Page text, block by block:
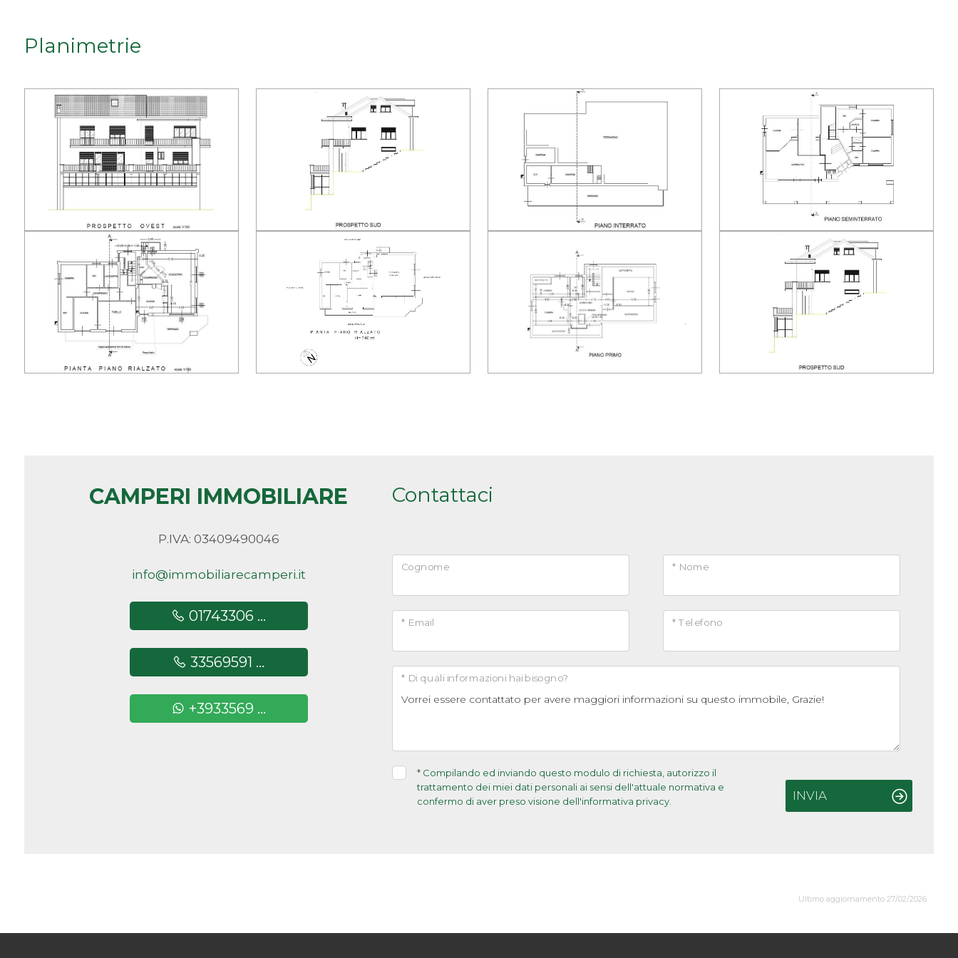
con affaccio sulla collina, questa terrazza coperta e invetriata offre molteplici soluzioni, la più particolare è
una palestra privata o anche solo un incantevole giardino d'inverno. Inoltre, due cantine, la centrale
termica, due autorimesse di cui box doppio con accesso dal giardino privato dove al momento è posta una
piscina fuori terra.
LaVilla
si presenta in buone condizioni, recentemente sono stati eseguiti lavori di ripristino.
Gli appartamenti si possono anche vendere separatamente
a poca distanza dal centro diLanzo Torinesea soli
30 minuti da Torino e dall'aeroporto di Caselle T.se,
10 minuti dal Golf dei Roveri e da 1.30 h
dal confine francese.
Visita il nostro sito:https://www.martinetto.it/
Planimetrie
CAMPERI IMMOBILIARE
P.IVA: 03409490046
info@immobiliarecamperi.it
01743306 ...
33569591 ...
+3933569 ...
Contattaci
* Nome
Cognome
* Telefono
* Email
* Di quali informazioni hai bisogno?
* Compilando ed inviando questo modulo di richiesta, autorizzo il
trattamento dei miei dati personali ai sensi dell'attuale normativa e
confermo di aver preso visione dell'informativa privacy.
INVIA
Ultimo aggiornamento 27/02/2026
minimi
Qualsiasi